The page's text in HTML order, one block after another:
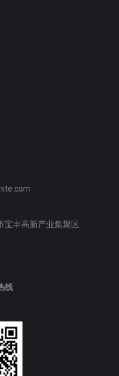
宝丰高新产业集聚区
线